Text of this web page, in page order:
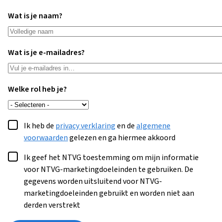
Wat is je naam?
Wat is je e-mailadres?
Welke rol heb je?
Ik heb de privacy verklaringen dealgemene
voorwaardengelezen en ga hiermee akkoord
Ik geef het NTVG toestemming om mijn informatie
voor NTVG-marketingdoeleinden te gebruiken. De
gegevens worden uitsluitend voor NTVG-
marketingdoeleinden gebruikt en worden niet aan
derden verstrekt